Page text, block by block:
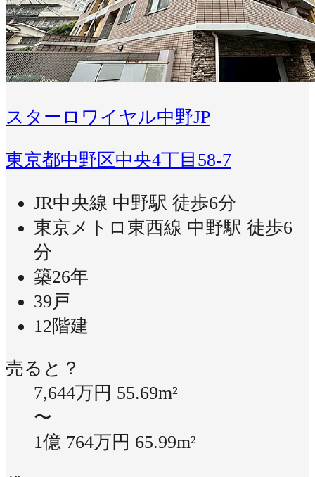
スターロワイヤル中野JP
東京都中野区中央4丁目58-7
JR中央線 中野駅 徒歩6分
東京メトロ東西線 中野駅 徒歩6
分
築26年
39戸
12階建
売ると？
7,644万円 55.69m²
〜
1億 764万円 65.99m²